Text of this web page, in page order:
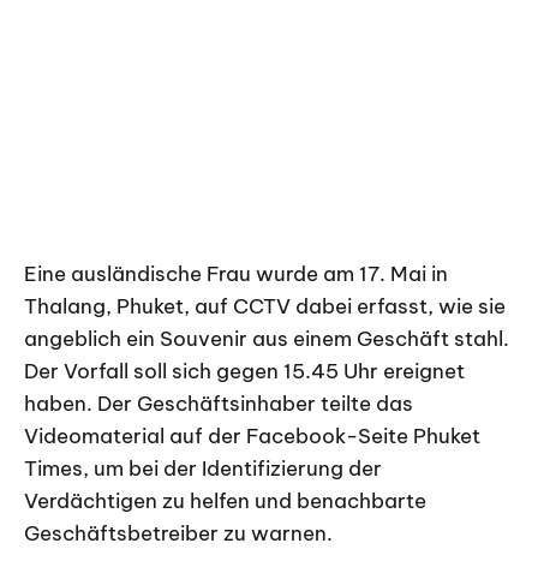
Eine ausländische Frau wurde am 17. Mai in
Thalang, Phuket, auf CCTV dabei erfasst, wie sie
angeblich ein Souvenir aus einem Geschäft stahl.
Der Vorfall soll sich gegen 15.45 Uhr ereignet
haben. Der Geschäftsinhaber teilte das
Videomaterial auf der Facebook-Seite Phuket
Times, um bei der Identifizierung der
Verdächtigen zu helfen und benachbarte
Geschäftsbetreiber zu warnen.